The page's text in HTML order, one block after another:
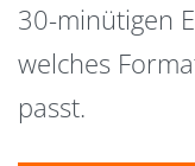
30-minütigen
welches
passt.